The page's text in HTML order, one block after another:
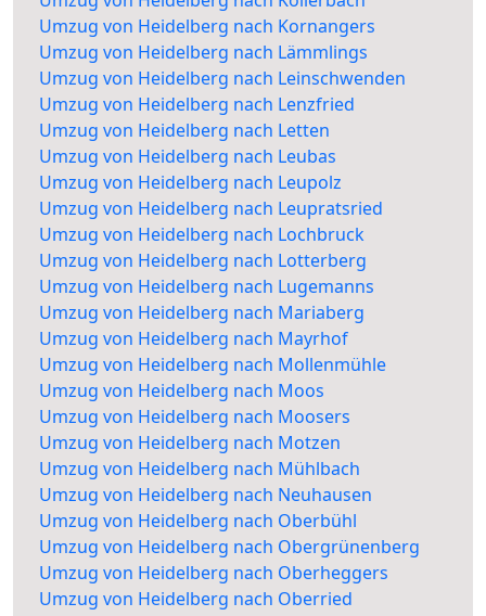
Umzug von Heidelberg nach Kornangers
Umzug von Heidelberg nach Lämmlings
Umzug von Heidelberg nach Leinschwenden
Umzug von Heidelberg nach Lenzfried
Umzug von Heidelberg nach Letten
Umzug von Heidelberg nach Leubas
Umzug von Heidelberg nach Leupolz
Umzug von Heidelberg nach Leupratsried
Umzug von Heidelberg nach Lochbruck
Umzug von Heidelberg nach Lotterberg
Umzug von Heidelberg nach Lugemanns
Umzug von Heidelberg nach Mariaberg
Umzug von Heidelberg nach Mayrhof
Umzug von Heidelberg nach Mollenmühle
Umzug von Heidelberg nach Moos
Umzug von Heidelberg nach Moosers
Umzug von Heidelberg nach Motzen
Umzug von Heidelberg nach Mühlbach
Umzug von Heidelberg nach Neuhausen
Umzug von Heidelberg nach Oberbühl
Umzug von Heidelberg nach Obergrünenberg
Umzug von Heidelberg nach Oberheggers
Umzug von Heidelberg nach Oberried